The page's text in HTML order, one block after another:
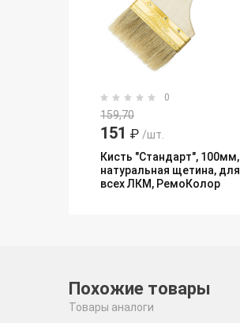
0
159,70
151 ₽ /шт.
Кисть "Стандарт", 100мм,
натуральная щетина, для
всех ЛКМ, РемоКолор
Похожие товары
Товары аналоги